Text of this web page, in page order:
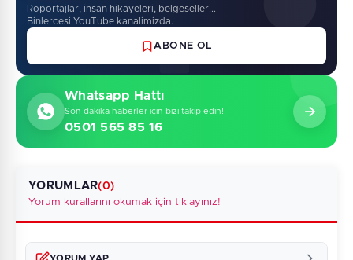
Roportajlar, insan hikayeleri, belgeseller...
Binlercesi YouTube kanalimizda.
ABONE OL
Whatsapp Hattı
Son dakika haberler için bizi takip edin!
0501 565 85 16
YORUMLAR(0)
Yorum kurallarını okumak için tıklayınız!